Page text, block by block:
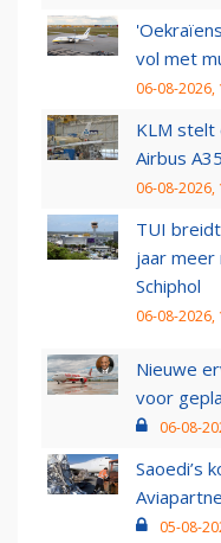
vol met
06-08-2026,
KLM stelt
Airbus
06-08-2026,
TUI
jaar meer
Schiphol
06-08-2026,
Nieuwe
voor
06-08-
Saoedi’s
05-08-